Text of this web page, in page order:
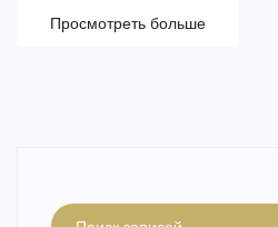
фиксировать прогресс без
реальные примеры и полезные
Просмотреть больше